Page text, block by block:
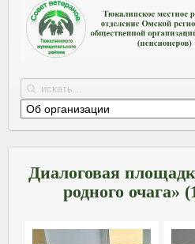
Диалоговая
родного очага»